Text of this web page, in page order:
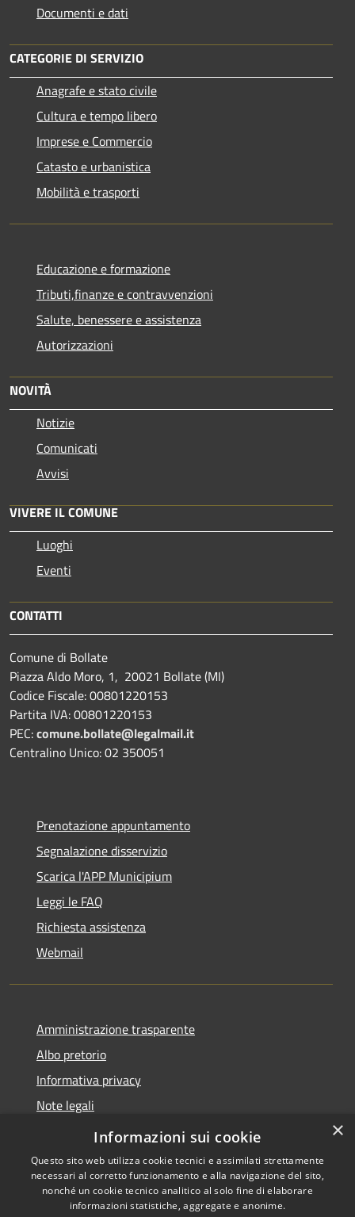
Documenti e dati
CATEGORIE DI SERVIZIO
Anagrafe e stato civile
Cultura e tempo libero
Imprese e Commercio
Catasto e urbanistica
Mobilità e trasporti
Educazione e formazione
Tributi,finanze e contravvenzioni
Salute, benessere e assistenza
Autorizzazioni
NOVITÀ
Notizie
Comunicati
Avvisi
VIVERE IL COMUNE
Luoghi
Eventi
CONTATTI
Comune di Bollate
Piazza Aldo Moro, 1, 20021 Bollate (MI)
Codice Fiscale: 00801220153
Partita IVA: 00801220153
PEC:comune.bollate@legalmail.it
Centralino Unico: 02 350051
Prenotazione appuntamento
Segnalazione disservizio
Scarica l'APP Municipium
Leggi le FAQ
Richiesta assistenza
Webmail
Amministrazione trasparente
Albo pretorio
Informativa privacy
Note legali
Dichiarazione di accessibilità
Copyright © 2026 • Comune di
×
Informazioni sui cookie
Questo sito web utilizza cookie tecnici e assimilati strettamente
necessari al corretto funzionamento e alla navigazione del sito,
nonché un cookie tecnico analitico al solo fine di elaborare
informazioni statistiche, aggregate e anonime.